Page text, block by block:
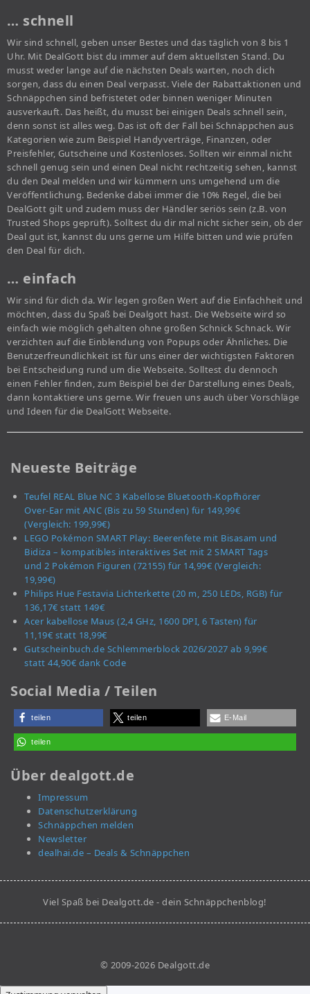
… schnell
Wir sind schnell, geben unser Bestes und das täglich von 8 bis 1
Uhr. Mit DealGott bist du immer auf dem aktuellsten Stand. Du
musst weder lange auf die nächsten Deals warten, noch dich
sorgen, dass du einen Deal verpasst. Viele der Rabattaktionen und
Schnäppchen sind befristetet oder binnen weniger Minuten
ausverkauft. Das heißt, du musst bei einigen Deals schnell sein,
denn sonst ist alles weg. Das ist oft der Fall bei Schnäppchen aus
Kategorien wie zum Beispiel Handyverträge, Finanzen, oder
Preisfehler, Gutscheine und Kostenloses. Sollten wir einmal nicht
schnell genug sein und einen Deal nicht rechtzeitig sehen, kannst
du den Deal melden und wir kümmern uns umgehend um die
Veröffentlichung. Bedenke dabei immer die 10% Regel, die bei
DealGott gilt und zudem muss der Händler seriös sein (z.B. von
Trusted Shops geprüft). Solltest du dir mal nicht sicher sein, ob der
Deal gut ist, kannst du uns gerne um Hilfe bitten und wie prüfen
den Deal für dich.
… einfach
Wir sind für dich da. Wir legen großen Wert auf die Einfachheit und
möchten, dass du Spaß bei Dealgott hast. Die Webseite wird so
einfach wie möglich gehalten ohne großen Schnick Schnack. Wir
verzichten auf die Einblendung von Popups oder Ähnliches. Die
Benutzerfreundlichkeit ist für uns einer der wichtigsten Faktoren
bei Entscheidung rund um die Webseite. Solltest du dennoch
einen Fehler finden, zum Beispiel bei der Darstellung eines Deals,
dann kontaktiere uns gerne. Wir freuen uns auch über Vorschläge
und Ideen für die DealGott Webseite.
Neueste Beiträge
Teufel REAL Blue NC 3 Kabellose Bluetooth-Kopfhörer
Over-Ear mit ANC (Bis zu 59 Stunden) für 149,99€
(Vergleich: 199,99€)
LEGO Pokémon SMART Play: Beerenfete mit Bisasam und
Bidiza – kompatibles interaktives Set mit 2 SMART Tags
und 2 Pokémon Figuren (72155) für 14,99€ (Vergleich:
19,99€)
Philips Hue Festavia Lichterkette (20 m, 250 LEDs, RGB) für
136,17€ statt 149€
Acer kabellose Maus (2,4 GHz, 1600 DPI, 6 Tasten) für
11,19€ statt 18,99€
Gutscheinbuch.de Schlemmerblock 2026/2027 ab 9,99€
statt 44,90€ dank Code
Social Media / Teilen
teilen teilen E-Mail
teilen
Über dealgott.de
Impressum
Datenschutzerklärung
Schnäppchen melden
Newsletter
dealhai.de – Deals & Schnäppchen
Viel Spaß bei Dealgott.de - dein Schnäppchenblog!
© 2009-2026 Dealgott.de